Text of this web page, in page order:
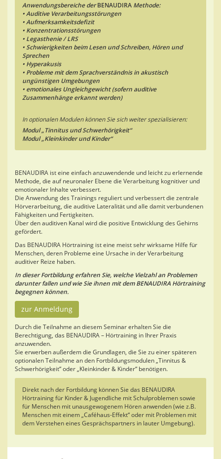
Anwendungsbereiche derBENAUDIRA Methode:
• Auditive Verarbeitungsstörungen
• Aufmerksamkeitsdefizit
• Konzentrationsstörungen
• Legasthenie / LRS
• Schwierigkeiten beim Lesen und Schreiben, Hören und
Sprechen
• Hyperakusis
• Probleme mit dem Sprachverständnis in akustisch
ungünstigen Umgebungen
• emotionales Ungleichgewicht (sofern auditive
Zusammenhänge erkannt werden)
In optionalen Modulen können Sie sich weiter spezialisieren:
Modul „Tinnitus und Schwerhörigkeit“
Modul „Kleinkinder und Kinder“
BENAUDIRA ist eine einfach anzuwendende und leicht zu erlernende
Methode, die auf neuronaler Ebene die Verarbeitung kognitiver und
emotionaler Inhalte verbessert.
Die Anwendung des Trainings reguliert und verbessert die zentrale
Hörverarbeitung, die auditive Lateralität und alle damit verbundenen
Fähigkeiten und Fertigkeiten.
Über den auditiven Kanal wird die positive Entwicklung des Gehirns
gefördert.
Das BENAUDIRA Hörtraining ist eine meist sehr wirksame Hilfe für
Menschen, deren Probleme eine Ursache in der Verarbeitung
auditiver Reize haben.
In dieser Fortbildung erfahren Sie, welche Vielzahl an Problemen
darunter fallen und wie Sie ihnen mit dem BENAUDIRA Hörtraining
begegnen können.
zur Anmeldung
Durch die Teilnahme an diesem Seminar erhalten Sie die
Berechtigung, das BENAUDIRA – Hörtraining in Ihrer Praxis
anzuwenden.
Sie erwerben außerdem die Grundlagen, die Sie zu einer späteren
optionalen Teilnahme an den Fortbildungsmodulen „Tinnitus &
Schwerhörigkeit“ oder „Kleinkinder & Kinder“ benötigen.
Direkt nach der Fortbildung können Sie das BENAUDIRA
Hörtraining für Kinder & Jugendliche mit Schulproblemen sowie
für Menschen mit unausgewogenem Hören anwenden (wie z.B.
Menschen mit einem „Caféhaus-Effekt“ oder mit Problemen mit
dem Verstehen eines Gesprächspartners in lauter Umgebung).